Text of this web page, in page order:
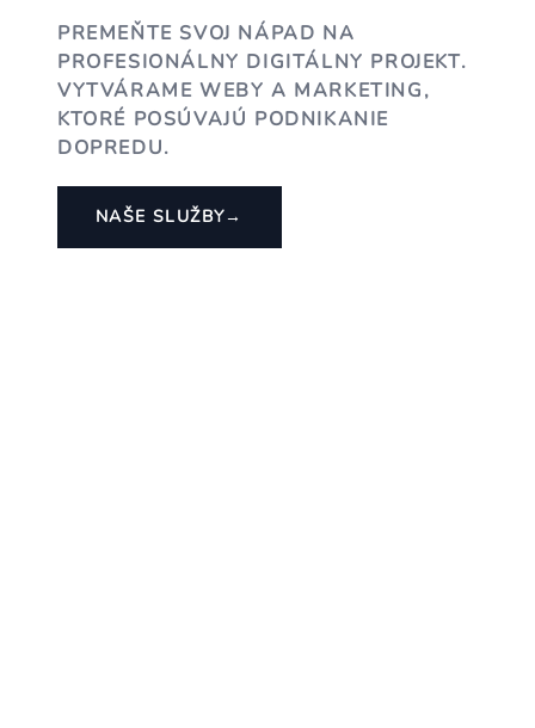
PREMEŇTE SVOJ NÁPAD NA
PROFESIONÁLNY DIGITÁLNY PROJEKT.
VYTVÁRAME WEBY A MARKETING,
KTORÉ POSÚVAJÚ PODNIKANIE
DOPREDU.
NAŠE SLUŽBY→